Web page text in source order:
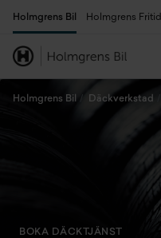
Holmgrens Bil Holmgrens Fritid
Holmgrens Bil Däckverkstad
BOKA DÄCKTJÄNST